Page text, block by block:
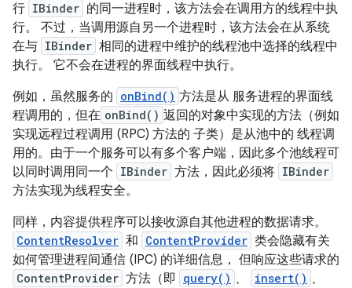
行 IBinder 的同一进程时，该方法会在调用方的线程中执
行。 不过，当调用源自另一个进程时，该方法会在从系统
在与 IBinder 相同的进程中维护的线程池中选择的线程中
执行。 它不会在进程的界面线程中执行。
例如，虽然服务的 onBind() 方法是从 服务进程的界面线
程调用的，但在 onBind() 返回的对象中实现的方法（例如
实现远程过程调用 (RPC) 方法的 子类）是从池中的 线程调
用的。由于一个服务可以有多个客户端，因此多个池线程可
以同时调用同一个 IBinder 方法，因此必须将 IBinder
方法实现为线程安全。
同样，内容提供程序可以接收源自其他进程的数据请求。
ContentResolver 和 ContentProvider 类会隐藏有关
如何管理进程间通信 (IPC) 的详细信息， 但响应这些请求的
ContentProvider 方法（即 query() 、 insert() 、